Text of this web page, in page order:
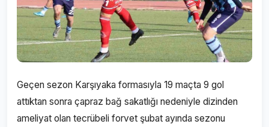
Geçen sezon Karşıyaka formasıyla 19 maçta 9 gol
attıktan sonra çapraz bağ sakatlığı nedeniyle dizinden
ameliyat olan tecrübeli forvet şubat ayında sezonu